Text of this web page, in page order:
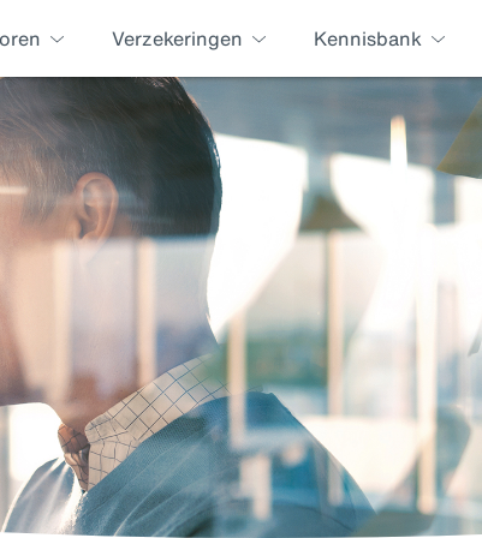
Verzekeringen Kennisbank